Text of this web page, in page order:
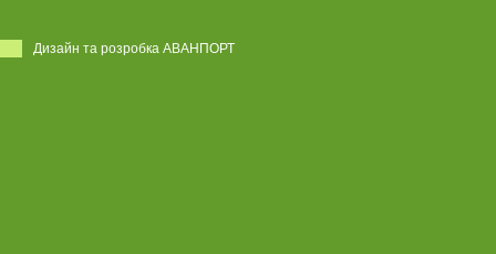
Дизайн та розробка АВАНПОРТ